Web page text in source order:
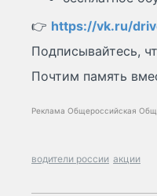
👉 https://vk.ru/
Подписывайтесь,
Почтим память
Реклама Общероссийская
водители россии акции